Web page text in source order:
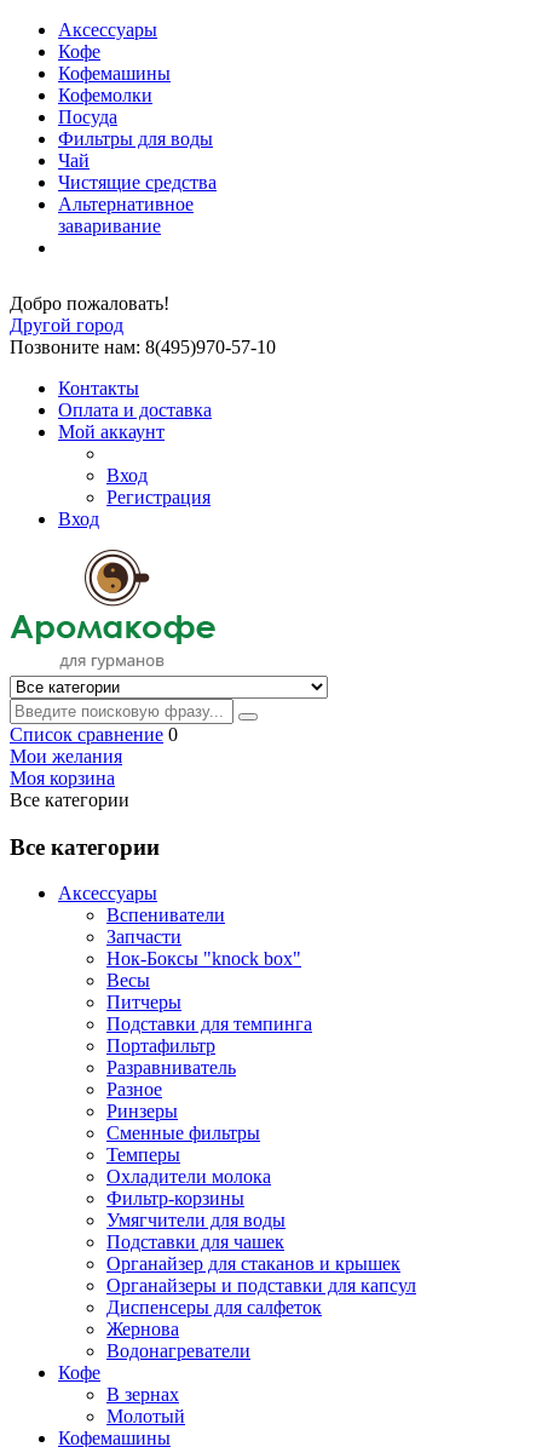
Аксессуары
Кофе
Кофемашины
Кофемолки
Посуда
Фильтры для воды
Чай
Чистящие средства
Альтернативное
заваривание
Добро пожаловать!
Другой город
Позвоните нам: 8(495)970-57-10
Контакты
Оплата и доставка
Мой аккаунт
Вход
Регистрация
Вход
Список сравнение 0
Мои желания
Моя корзина
Все категории
Все категории
Аксессуары
Вспениватели
Запчасти
Нок-Боксы "knock box"
Весы
Питчеры
Подставки для темпинга
Портафильтр
Разравниватель
Разное
Ринзеры
Сменные фильтры
Темперы
Охладители молока
Фильтр-корзины
Умягчители для воды
Подставки для чашек
Органайзер для стаканов и крышек
Органайзеры и подставки для капсул
Диспенсеры для салфеток
Жернова
Водонагреватели
Кофе
В зернах
Молотый
Кофемашины